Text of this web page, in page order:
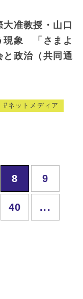
准教授・山口
現象 「さまよ
と政治（共同通
ネットメディア
8 9
40 ...